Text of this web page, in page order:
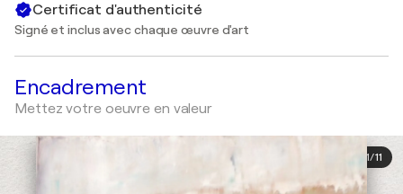
Certificat d'authenticité
Signé et inclus avec chaque œuvre d'art
Encadrement
Mettez votre oeuvre en valeur
1/11